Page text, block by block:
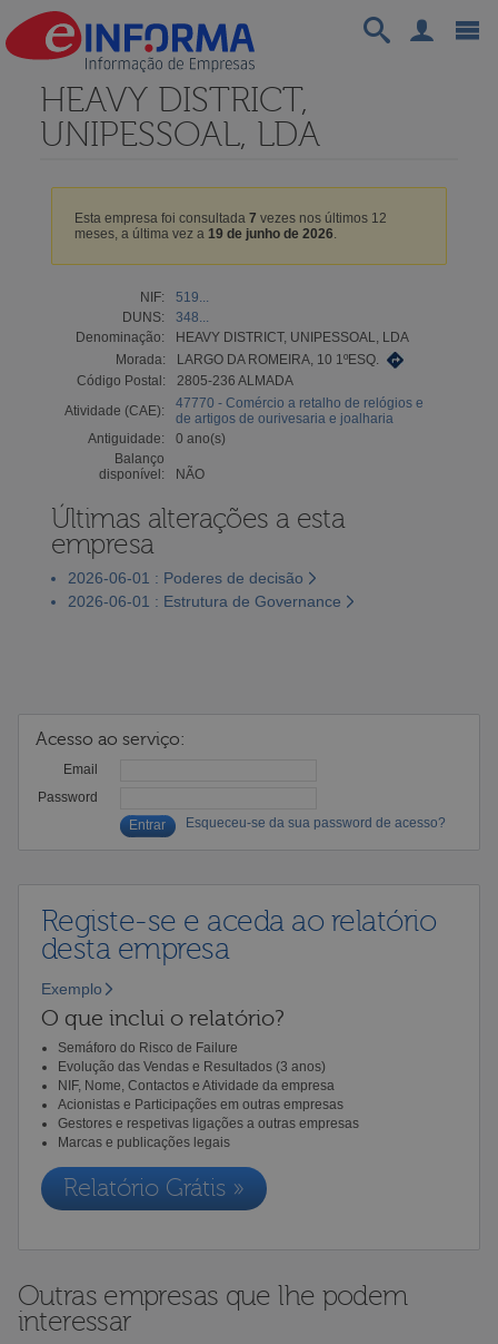
HEAVY DISTRICT,
UNIPESSOAL, LDA
Esta empresa foi consultada 7 vezes nos últimos 12
meses, a última vez a 19 de junho de 2026.
NIF:
519...
DUNS:
348...
Denominação:
HEAVY DISTRICT, UNIPESSOAL, LDA
Morada:
LARGO DA ROMEIRA, 10 1ºESQ.
Código Postal:
2805-236 ALMADA
Atividade (CAE):
47770 - Comércio a retalho de relógios e
de artigos de ourivesaria e joalharia
Antiguidade:
0 ano(s)
Balanço
disponível:
NÃO
Últimas alterações a esta
empresa
2026-06-01 : Poderes de decisão
2026-06-01 : Estrutura de Governance
Acesso ao serviço:
Email
Password
Esqueceu-se da sua password de acesso?
Registe-se e aceda ao relatório
desta empresa
Exemplo
O que inclui o relatório?
Semáforo do Risco de Failure
Evolução das Vendas e Resultados (3 anos)
NIF, Nome, Contactos e Atividade da empresa
Acionistas e Participações em outras empresas
Gestores e respetivas ligações a outras empresas
Marcas e publicações legais
Relatório Grátis »
Outras empresas que lhe podem
interessar